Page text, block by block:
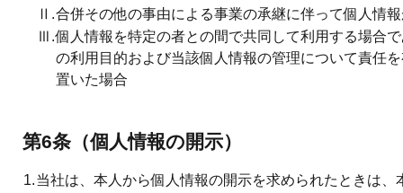
Ⅱ.合併その他の事由による事業の承継に伴って個人情
Ⅲ.個人情報を特定の者との間で共同して利用する場合
の利用目的および当該個人情報の管理について責任
置いた場合
第6条（個人情報の開示）
1.当社は、本人から個人情報の開示を求められたときは